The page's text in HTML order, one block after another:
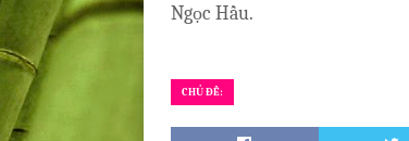
Ngọc Hầu.
CHỦ ĐỀ: